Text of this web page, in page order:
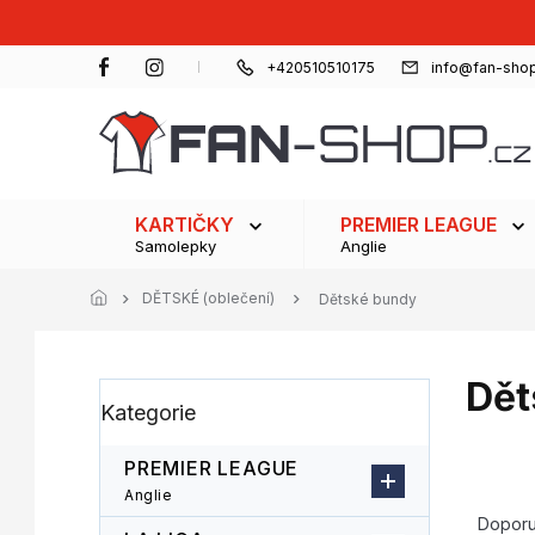
+420510510175 info@fan-
KARTIČKY
Samolepky
PREMIER LEAGUE
Anglie
DĚTSKÉ (oblečení) Dětské bundy
o
a
kategorie
Kategorie
PREMIER LEAGUE
Anglie